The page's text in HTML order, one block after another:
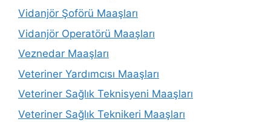
Vidanjör Şoförü Maaşları
Vidanjör Operatörü Maaşları
Veznedar Maaşları
Veteriner Yardımcısı Maaşları
Veteriner Sağlık Teknisyeni Maaşları
Veteriner Sağlık Teknikeri Maaşları